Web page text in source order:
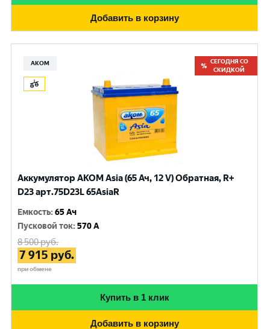
Добавить в корзину
АКОМ
СЕГОДНЯ СО
СКИДКОЙ
Аккумулятор AKOM Asia (65 Ач, 12 V) Обратная, R+
D23 арт.75D23L 65AsiaR
Емкость:65 Ач
Пусковой ток:570 A
8 500руб.
7 915 руб.
при обмене
Купить в 1 клик
Добавить в корзину